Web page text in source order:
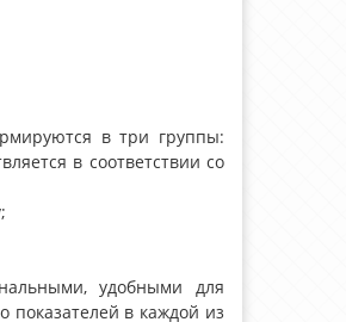
в три группы:
в соответствии со
удобными для
показателей в каждой из